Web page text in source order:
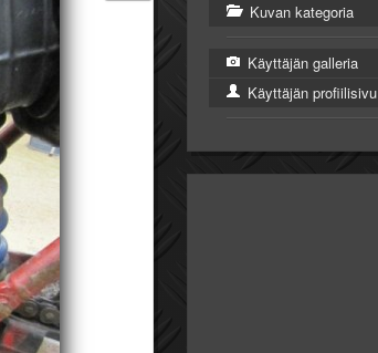
Kuvan kategoria
Käyttäjän galleria
Käyttäjän profiilisivu